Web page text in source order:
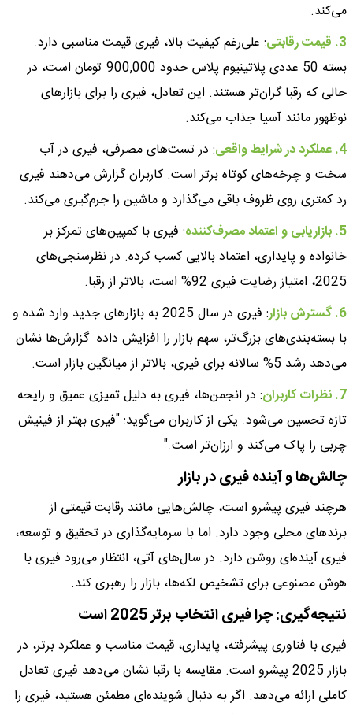
می‌کند.
3. قیمت رقابتی
: علی‌رغم کیفیت بالا، فیری قیمت مناسبی دارد.
بسته 50 عددی پلاتینیوم پلاس حدود 900,000 تومان است، در
حالی که رقبا گران‌تر هستند. این تعادل، فیری را برای بازارهای
نوظهور مانند آسیا جذاب می‌کند.
4. عملکرد در شرایط واقعی
: در تست‌های مصرفی، فیری در آب
سخت و چرخه‌های کوتاه برتر است. کاربران گزارش می‌دهند فیری
رد کمتری روی ظروف باقی می‌گذارد و ماشین را جرم‌گیری می‌کند.
5. بازاریابی و اعتماد مصرف‌کننده
: فیری با کمپین‌های تمرکز بر
خانواده و پایداری، اعتماد بالایی کسب کرده. در نظرسنجی‌های
2025، امتیاز رضایت فیری 92% است، بالاتر از رقبا.
6. گسترش بازار
: فیری در سال 2025 به بازارهای جدید وارد شده و
با بسته‌بندی‌های بزرگ‌تر، سهم بازار را افزایش داده. گزارش‌ها نشان
می‌دهد رشد 5% سالانه برای فیری، بالاتر از میانگین بازار است.
7. نظرات کاربران
: در انجمن‌ها، فیری به دلیل تمیزی عمیق و رایحه
تازه تحسین می‌شود. یکی از کاربران می‌گوید: "فیری بهتر از فینیش
چربی را پاک می‌کند و ارزان‌تر است."
چالش‌ها و آینده فیری در بازار
هرچند فیری پیشرو است، چالش‌هایی مانند رقابت قیمتی از
برندهای محلی وجود دارد. اما با سرمایه‌گذاری در تحقیق و توسعه،
فیری آینده‌ای روشن دارد. در سال‌های آتی، انتظار می‌رود فیری با
هوش مصنوعی برای تشخیص لکه‌ها، بازار را رهبری کند.
نتیجه‌گیری: چرا فیری انتخاب برتر 2025 است
فیری با فناوری پیشرفته، پایداری، قیمت مناسب و عملکرد برتر، در
بازار 2025 پیشرو است. مقایسه با رقبا نشان می‌دهد فیری تعادل
کاملی ارائه می‌دهد. اگر به دنبال شوینده‌ای مطمئن هستید، فیری را